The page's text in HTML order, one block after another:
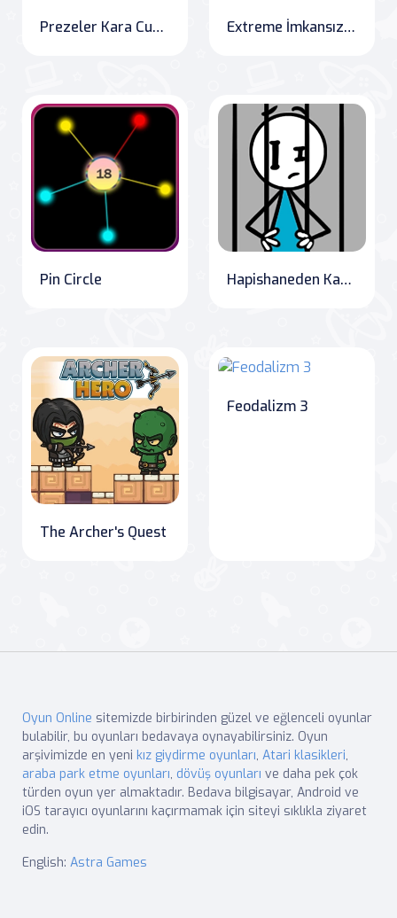
Prezeler Kara Cuma Hakkında Çıldırmış Prensesler Extreme İmkansız Motosiklet Pisti Hüner Meydan Okuması 2020
Pin Circle Hapishaneden Kaçış
The Archer's Quest
Feodalizm 3
Oyun Online sitemizde birbirinden güzel ve eğlenceli oyunlar
bulabilir, bu oyunları bedavaya oynayabilirsiniz. Oyun
arşivimizde en yeni kız giydirme oyunları, Atari klasikleri,
araba park etme oyunları, dövüş oyunları ve daha pek çok
türden oyun yer almaktadır. Bedava bilgisayar, Android ve
iOS tarayıcı oyunlarını kaçırmamak için siteyi sıklıkla ziyaret
edin.
English: Astra Games